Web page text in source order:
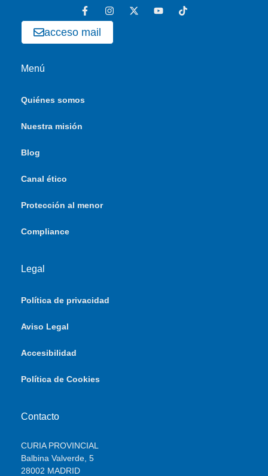
acceso mail
Menú
Quiénes somos
Nuestra misión
Blog
Canal ético
Protección al menor
Compliance
Legal
Política de privacidad
Aviso Legal
Accesibilidad
Política de Cookies
Contacto
CURIA PROVINCIAL
Balbina Valverde, 5
28002 MADRID